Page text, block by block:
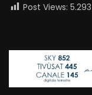
Post Views: 5.293